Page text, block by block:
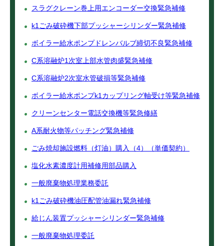
スラグクレーン巻上用エンコーダー交換緊急補修
k1ごみ破砕機下部プッシャーシリンダー緊急補修
ボイラー給水ポンプドレンバルブ締切不良緊急補修
C系溶融炉1次室上部水管肉盛緊急補修
C系溶融炉2次室水管破損等緊急補修
ボイラー給水ポンプk1カップリング軸受け等緊急補修
クリーンセンター電話交換機等緊急修繕
A系耐火物等パッチング緊急補修
ごみ焼却施設燃料（灯油）購入（4）（単価契約）
塩化水素濃度計用補修用部品購入
一般廃棄物処理業務委託
k1ごみ破砕機油圧配管油漏れ緊急補修
給じん装置プッシャーシリンダー緊急補修
一般廃棄物処理委託